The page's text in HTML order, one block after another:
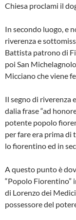
Chiesa proclami il
In secondo luogo, e
riverenza e
Bat­tista patrono di
poi San
Micciano che viene
Il segno di riverenza
dalia frase “ad
potente popolo
per fare era prima di
lo fiorentino ed in
A questo punto è
“Popolo Fiorentino”
di Lo­renzo dei
possessore del